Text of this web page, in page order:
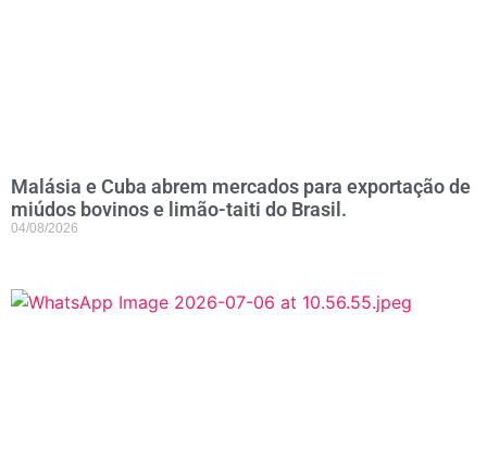
Malásia e Cuba abrem mercados para exportação de
miúdos bovinos e limão-taiti do Brasil.
04/08/2026